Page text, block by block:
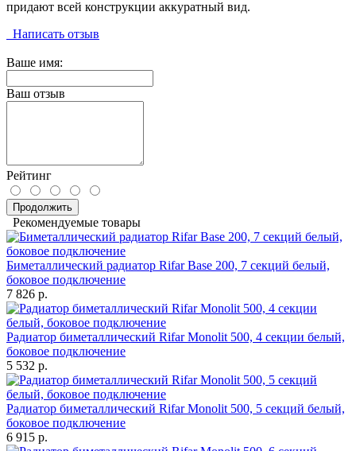
придают всей конструкции аккуратный вид.
Написать отзыв
Ваше имя:
Ваш отзыв
Рейтинг
Продолжить
Рекомендуемые товары
Биметаллический радиатор Rifar Base 200, 7 секций белый,
боковое подключение
7 826 р.
Радиатор биметаллический Rifar Monolit 500, 4 секции белый,
боковое подключение
5 532 р.
Радиатор биметаллический Rifar Monolit 500, 5 секций белый,
боковое подключение
6 915 р.